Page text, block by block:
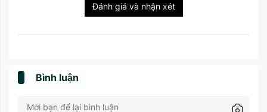
Đánh giá và nhận xét
Bình luận